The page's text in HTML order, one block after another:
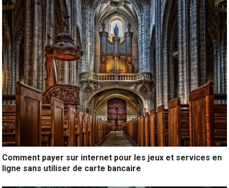
Comment payer sur internet pour les jeux et services en
ligne sans utiliser de carte bancaire